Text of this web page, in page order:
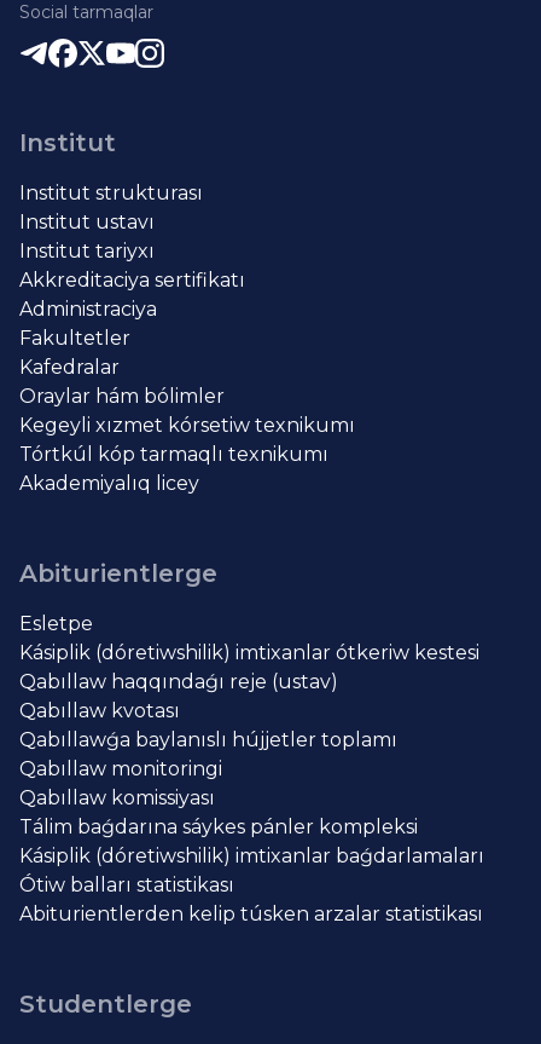
Social tarmaqlar
Institut
Institut strukturası
Institut ustavı
Institut tariyxı
Akkreditaciya sertifikatı
Administraciya
Fakultetler
Kafedralar
Oraylar hám bólimler
Kegeyli xızmet kórsetiw texnikumı
Tórtkúl kóp tarmaqlı texnikumı
Akademiyalıq licey
Abiturientlerge
Esletpe
Kásiplik (dóretiwshilik) imtixanlar ótkeriw kestesi
Qabıllaw haqqındaǵı reje (ustav)
Qabıllaw kvotası
Qabıllawǵa baylanıslı hújjetler toplamı
Qabıllaw monitoringi
Qabıllaw komissiyası
Tálim baǵdarına sáykes pánler kompleksi
Kásiplik (dóretiwshilik) imtixanlar baǵdarlamaları
Ótiw balları statistikası
Abiturientlerden kelip túsken arzalar statistikası
Studentlerge